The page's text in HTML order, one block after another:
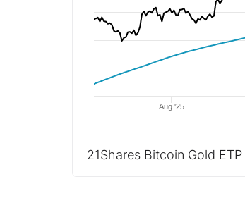
Aug '25
21Shares Bitcoin Gold ETP